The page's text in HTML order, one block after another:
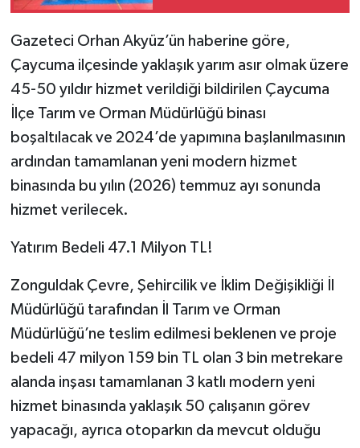
Gazeteci Orhan Akyüz’ün haberine göre,
Çaycuma ilçesinde yaklaşık yarım asır olmak üzere
45-50 yıldır hizmet verildiği bildirilen Çaycuma
İlçe Tarım ve Orman Müdürlüğü binası
boşaltılacak ve 2024’de yapımına başlanılmasının
ardından tamamlanan yeni modern hizmet
binasında bu yılın (2026) temmuz ayı sonunda
hizmet verilecek.
Yatırım Bedeli 47.1 Milyon TL!
Zonguldak Çevre, Şehircilik ve İklim Değişikliği İl
Müdürlüğü tarafından İl Tarım ve Orman
Müdürlüğü’ne teslim edilmesi beklenen ve proje
bedeli 47 milyon 159 bin TL olan 3 bin metrekare
alanda inşası tamamlanan 3 katlı modern yeni
hizmet binasında yaklaşık 50 çalışanın görev
yapacağı, ayrıca otoparkın da mevcut olduğu